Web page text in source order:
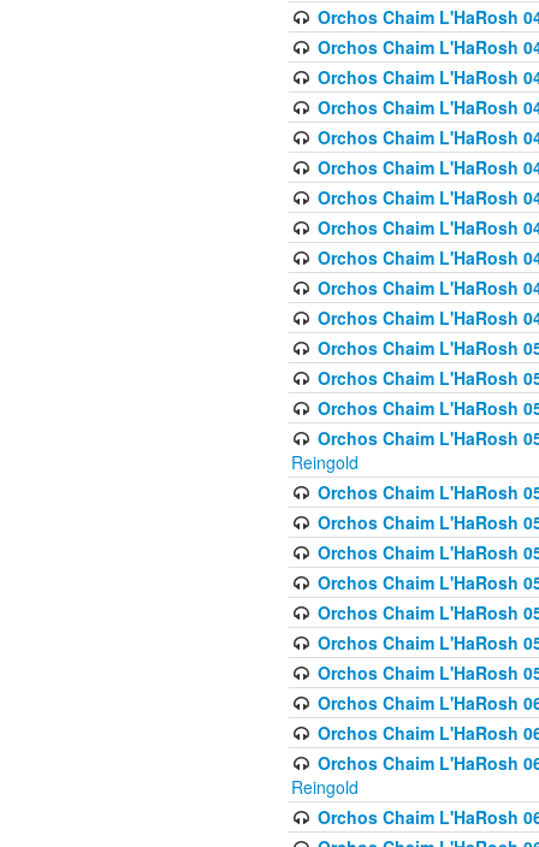
Orchos Chaim L'HaRosh
Orchos Chaim L'HaRosh
Orchos Chaim L'HaRosh
Orchos Chaim L'HaRosh
Orchos Chaim L'HaRosh
Orchos Chaim L'HaRosh
Orchos Chaim L'HaRosh
Orchos Chaim L'HaRosh
Orchos Chaim L'HaRosh
Orchos Chaim L'HaRosh
Orchos Chaim L'HaRosh
Orchos Chaim L'HaRosh
Orchos Chaim L'HaRosh
Orchos Chaim L'HaRosh
Orchos Chaim L'HaRosh
Reingold
Orchos Chaim L'HaRosh
Orchos Chaim L'HaRosh
Orchos Chaim L'HaRosh
Orchos Chaim L'HaRosh
Orchos Chaim L'HaRosh
Orchos Chaim L'HaRosh
Orchos Chaim L'HaRosh
Orchos Chaim L'HaRosh
Orchos Chaim L'HaRosh
Orchos Chaim L'HaRosh
Reingold
Orchos Chaim L'HaRosh